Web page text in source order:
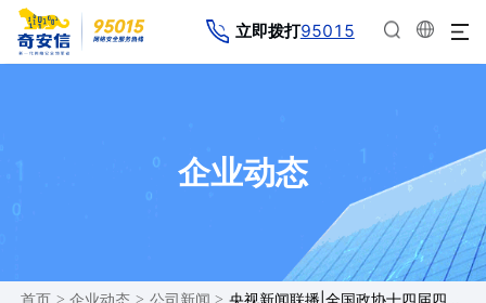
立即拨打95015
企业动态
> > >